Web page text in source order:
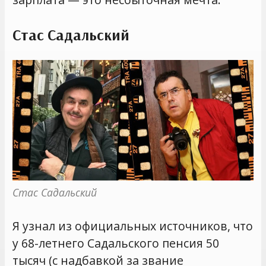
Стас Садальский
Стас Садальский
Я узнал из официальных источников, что
у 68-летнего Садальского пенсия 50
тысяч (с надбавкой за звание